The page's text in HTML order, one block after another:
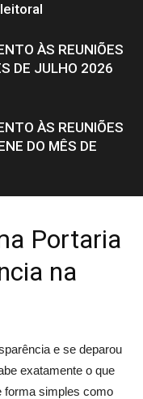
ÀS REUNIÕES
DE JULHO 2026
ÀS REUNIÕES
DO MÊS DE
Portaria
na
e se deparou
exatamente o que
forma simples como